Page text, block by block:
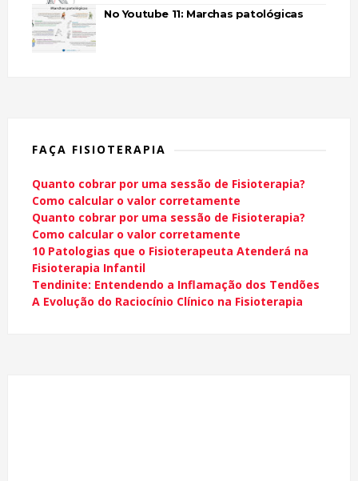
No Youtube 11: Marchas patológicas
FAÇA FISIOTERAPIA
Quanto cobrar por uma sessão de Fisioterapia?
Como calcular o valor corretamente
Quanto cobrar por uma sessão de Fisioterapia?
Como calcular o valor corretamente
10 Patologias que o Fisioterapeuta Atenderá na
Fisioterapia Infantil
Tendinite: Entendendo a Inflamação dos Tendões
A Evolução do Raciocínio Clínico na Fisioterapia